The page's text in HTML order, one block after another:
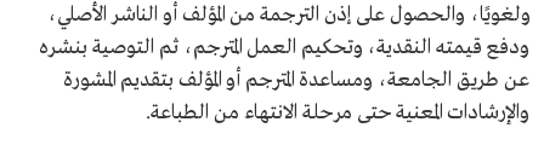
ولغويًا، والحصول على إذن الترجمة من المؤلف أو الناشر الأصلي،
ودفع قيمته النقدية، وتحكيم العمل المترجم، ثم التوصية بنشره
عن طريق الجامعة، ومساعدة المترجم أو المؤلف بتقديم المشورة
والإرشادات المعنية حتى مرحلة الانتهاء من الطباعة.